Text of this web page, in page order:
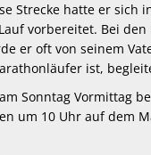
Strecke hatte er sich
vorbereitet. Bei den
er oft von seinem
ist,
Sonntag Vormittag
um 10 Uhr auf dem